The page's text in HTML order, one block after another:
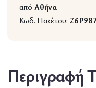
από Αθήνα
Κωδ. Πακέτου: Z6P987
Περιγραφή